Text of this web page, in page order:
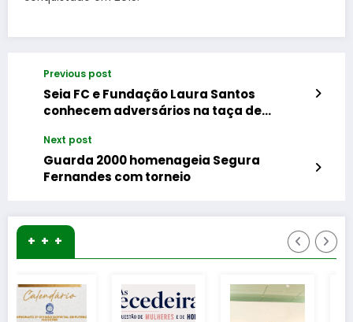
Previous post
Seia FC e Fundação Laura Santos
conhecem adversários na taça de
Next post
Guarda 2000 homenageia Segura
Fernandes com torneio
+ + +